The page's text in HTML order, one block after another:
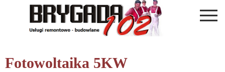
Fotowoltaika 5KW